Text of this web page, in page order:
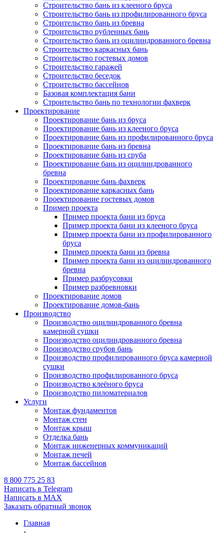
Строительство бань из клееного бруса
Строительство бань из профилированного бруса
Строительство бань из бревна
Строительство рубленных бань
Строительство бань из оцилиндрованного бревна
Строительство каркасных бань
Строительство гостевых домов
Строительство гаражей
Строительство беседок
Строительство бассейнов
Базовая комплектация бани
Строительство бань по технологии фахверк
Проектирование
Проектирование бань из бруса
Проектирование бань из клееного бруса
Проектирование бань из профилированного бруса
Проектирование бань из бревна
Проектирование бань из сруба
Проектирование бань из оцилиндрованного
бревна
Проектирование бань фахверк
Проектирование каркасных бань
Проектирование гостевых домов
Пример проекта
Пример проекта бани из бруса
Пример проекта бани из клееного бруса
Пример проекта бани из профилированного
бруса
Пример проекта бани из бревна
Пример проекта бани из оцилиндрованного
бревна
Пример разбрусовки
Пример разбревновки
Проектирование домов
Проектирование домов-бань
Производство
Производство оцилиндрованного бревна
камерной сушки
Производство оцилиндрованного бревна
Производство срубов бань
Производство профилированного бруса камерной
сушки
Производство профилированного бруса
Производство клеёного бруса
Производство пиломатериалов
Услуги
Монтаж фундаментов
Монтаж стен
Монтаж крыш
Отделка бань
Монтаж инженерных коммуникаций
Монтаж печей
Монтаж бассейнов
8 800 775 25 83
Написать в Telegram
Написать в MAX
Заказать обратный звонок
Главная